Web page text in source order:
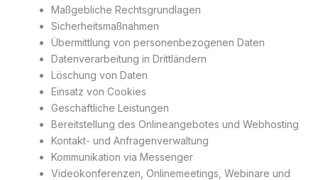
Maßgebliche Rechtsgrundlagen
Sicherheitsmaßnahmen
Übermittlung von personenbezogenen Daten
Datenverarbeitung in Drittländern
Löschung von Daten
Einsatz von Cookies
Geschäftliche Leistungen
Bereitstellung des Onlineangebotes und Webhosting
Kontakt- und Anfragenverwaltung
Kommunikation via Messenger
Videokonferenzen, Onlinemeetings, Webinare und